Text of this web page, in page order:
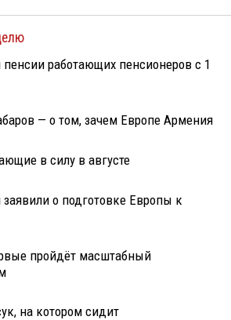
пенсии работающих пенсионеров с 1
— о том, зачем Европе Армения
в силу в августе
о подготовке Европы к
пройдёт масштабный
на котором сидит